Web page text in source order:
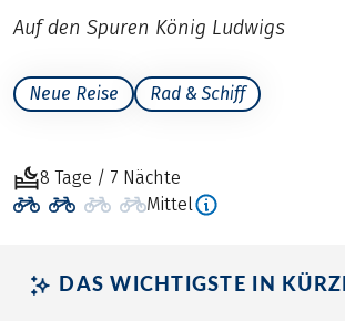
Auf den Spuren König Ludwigs
Neue Reise Rad & Schiff
8 Tage / 7 Nächte
Mittel
DAS WICHTIGSTE IN